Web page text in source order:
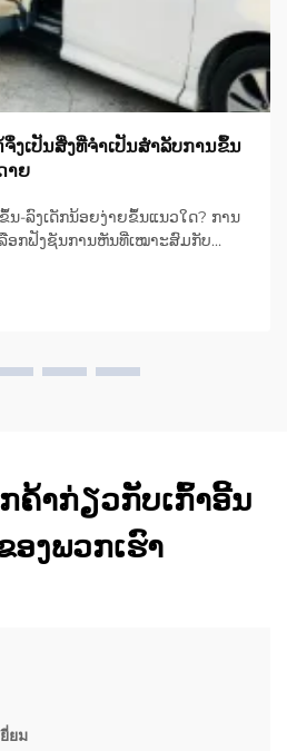
ງເປັນສິ່ງທີ່ຈຳເປັນສຳລັບການຂຶ້ນ
າຍ
ນ-ລົງເດັກນ້ອຍງ່າຍຂຶ້ນແນວໃດ? ການ
ລືອກຟັງຊັນການຫັນທີ່ເໝາະສົມກັບ
ດໃຫ້ການໃຊ້ງານ ແລະ ຄວາມປອດ
ຄ້າກ່ຽວກັບເກົ້າອີ້ນ
ອງພວກເຮົາ
ยม